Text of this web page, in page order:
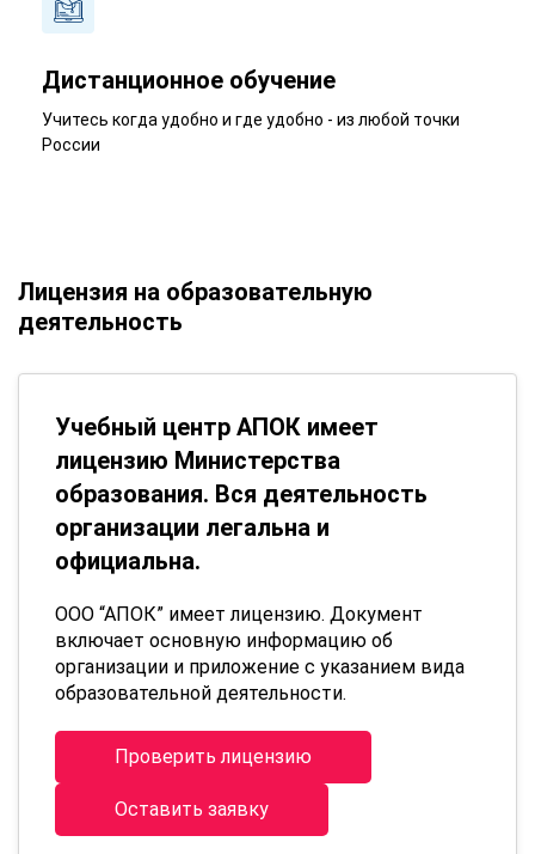
Дистанционное обучение
Учитесь когда удобно и где удобно - из любой точки
России
Лицензия на образовательную
деятельность
Учебный центр АПОК имеет
лицензию Министерства
образования. Вся деятельность
организации легальна и
официальна.
ООО “АПОК” имеет лицензию. Документ
включает основную информацию об
организации и приложение с указанием вида
образовательной деятельности.
Проверить лицензию
Оставить заявку